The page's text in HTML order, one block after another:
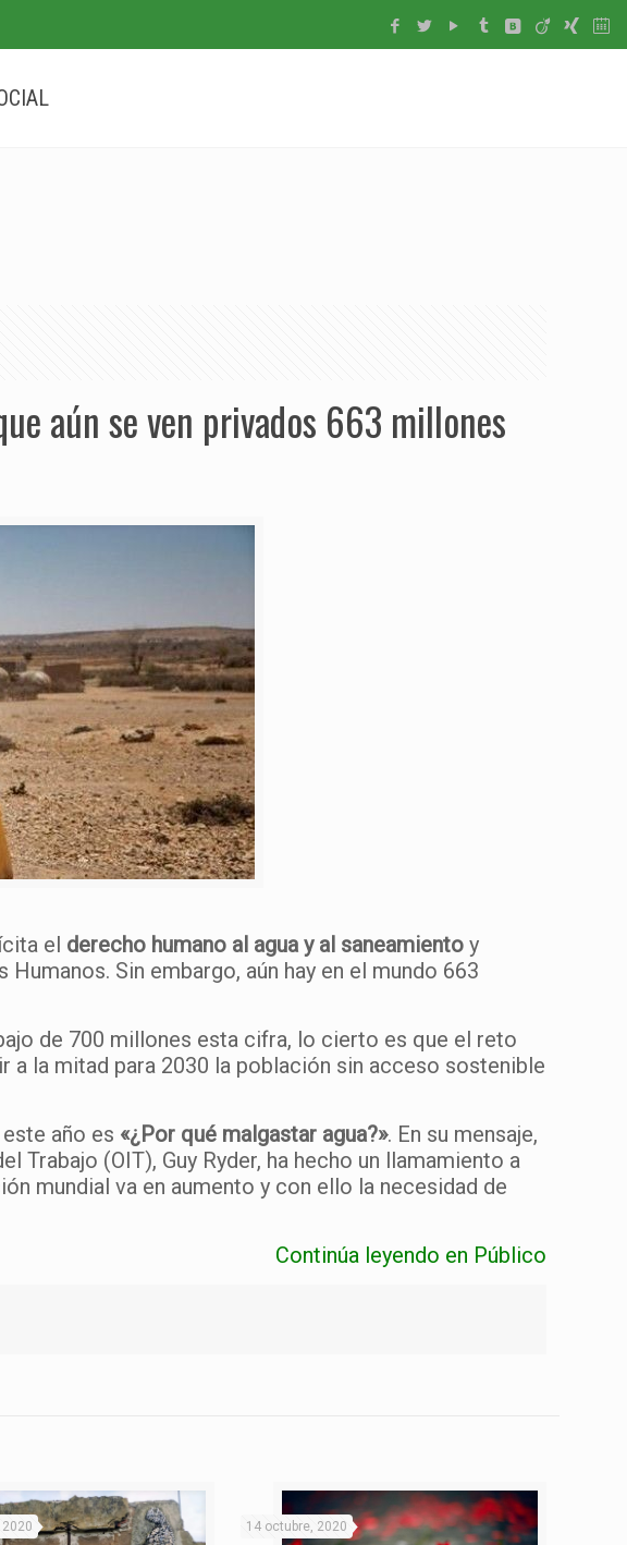
aún se ven privados 663 millones
el derecho humano al agua y al saneamiento y
Sin embargo, aún hay en el mundo 663
de 700 millones esta cifra, lo cierto es que el reto
la mitad para 2030 la población sin acceso sostenible
año es «¿Por qué malgastar agua?». En su mensaje,
Trabajo (OIT), Guy Ryder, ha hecho un llamamiento a
mundial va en aumento y con ello la necesidad de
Continúa leyendo en Público
14 octubre, 2020